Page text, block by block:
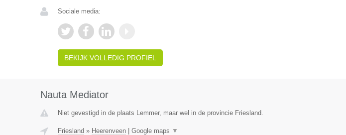
Sociale media:
BEKIJK VOLLEDIG PROFIEL
Nauta Mediator
Niet gevestigd in de plaats Lemmer, maar wel in de provincie Friesland.
Friesland » Heerenveen| Google maps ▼